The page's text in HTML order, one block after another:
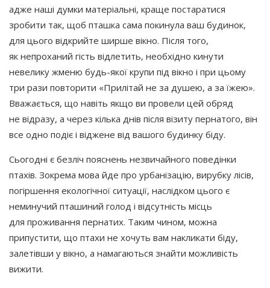
адже наші думки матеріальні, краще постаратися
зробити так, щоб пташка сама покинула ваш будинок,
для цього відкрийте ширше вікно. Після того,
як непроханий гість відлетить, необхідно кинути
невелику жменю будь-якої крупи під вікно і при цьому
три рази повторити «Прилітай не за душею, а за їжею».
Вважається, що навіть якщо ви провели цей обряд
не відразу, а через кілька днів після візиту пернатого, він
все одно подіє і віджене від вашого будинку біду.
Сьогодні є безліч пояснень незвичайного поведінки
птахів. Зокрема мова йде про урбанізацію, вирубку лісів,
погіршення екологічної ситуації, наслідком цього є
неминучий пташиний голод і відсутність місць
для проживання пернатих. Таким чином, можна
припустити, що птахи не хочуть вам накликати біду,
залетівши у вікно, а намагаються знайти можливість
вижити.